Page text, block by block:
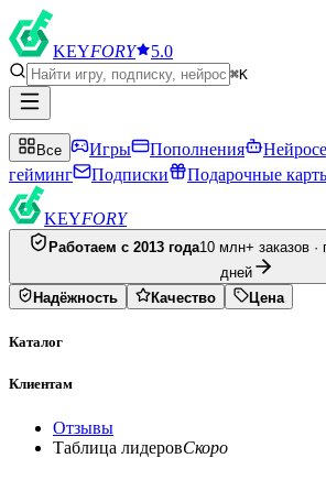
KEYFORY 5.0
⌘K
Все Игры Пополнения
гейминг
Подписки Подарочные
KEYFORY
Работаем с 2013 года10 млн+ заказов ·
дней
Надёжность
Качество Цена
Каталог
Клиентам
Отзывы
Таблица лидеровСкоро